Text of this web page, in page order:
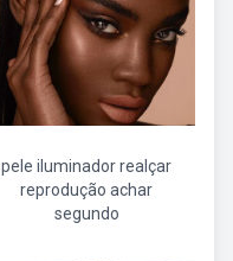
pele iluminador realçar
reprodução achar
segundo